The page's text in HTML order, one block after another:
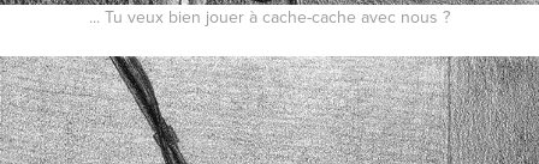
... Tu veux bien jouer à cache-cache avec nous ?